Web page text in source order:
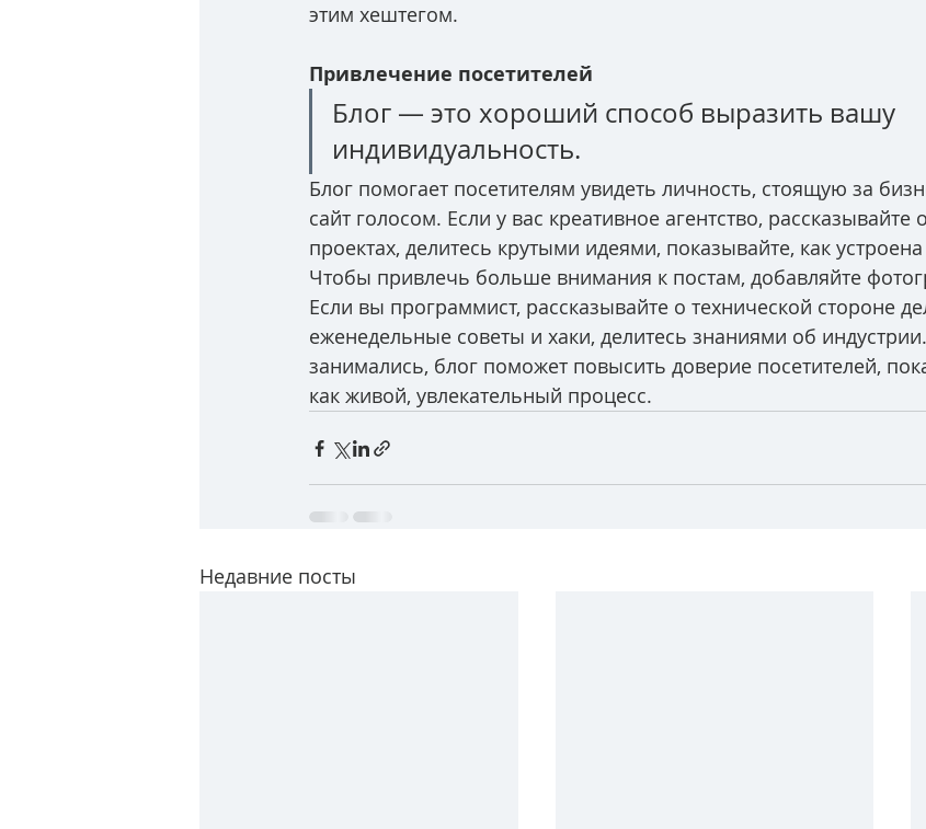
этим хештегом.
Привлечение посетителей
Блог — это хороший способ выразить вашу
индивидуальность.
Блог помогает посетителям увидеть личность, стоящую за
сайт голосом. Если у вас креативное агентство, рассказывайте
проектах, делитесь крутыми идеями, показывайте, как
Чтобы привлечь больше внимания к постам, добавляйте
Если вы программист, рассказывайте о технической стороне
еженедельные советы и хаки, делитесь знаниями об
занимались, блог поможет повысить доверие посетителей,
как живой, увлекательный процесс.
Недавние посты